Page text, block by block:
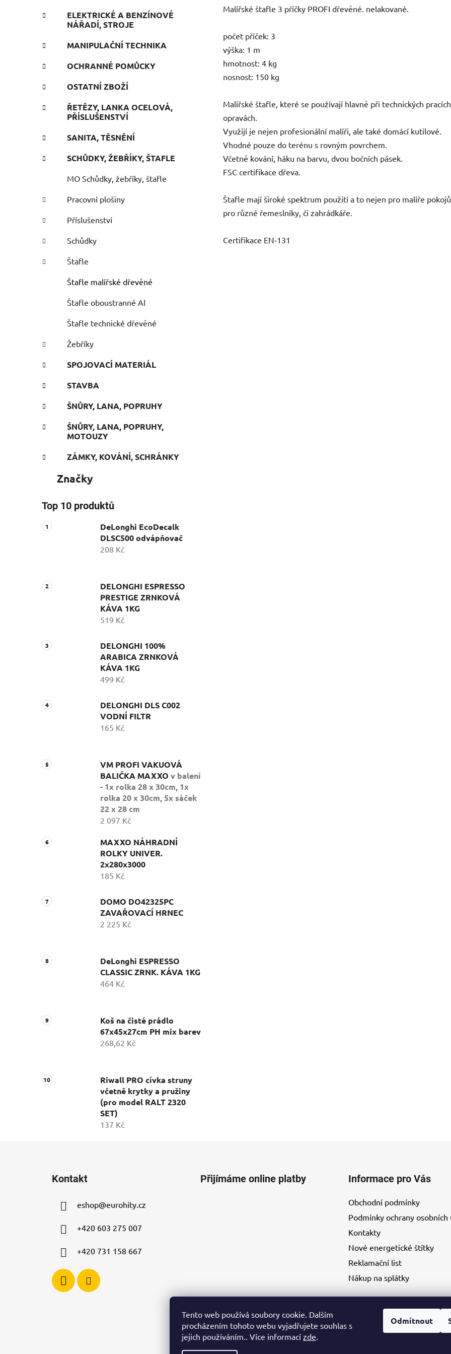
Tento web používá soubory cookie. Dalším
procházením tohoto webu vyjadřujete souhlas s
jejich používáním.. Více informací zde.
Odmítnout
ELEKTRICKÉ A BENZÍNOVÉ
NÁŘADÍ, STROJE
MANIPULAČNÍ TECHNIKA
OCHRANNÉ POMŮCKY
OSTATNÍ ZBOŽÍ
ŘETĚZY, LANKA OCELOVÁ,
PŘÍSLUŠENSTVÍ
SANITA, TĚSNĚNÍ
SCHŮDKY, ŽEBŘÍKY, ŠTAFLE
MO Schůdky, žebříky, štafle
Pracovní plošiny
Příslušenství
Schůdky
Štafle
Štafle malířské dřevěné
Štafle oboustranné Al
Štafle technické dřevěné
Žebříky
SPOJOVACÍ MATERIÁL
STAVBA
ŠNŮRY, LANA, POPRUHY
ŠNŮRY, LANA, POPRUHY,
MOTOUZY
ZÁMKY, KOVÁNÍ, SCHRÁNKY
Značky
Top 10 produktů
DeLonghi EcoDecalk
DLSC500 odvápňovač
208 Kč
DELONGHI ESPRESSO
PRESTIGE ZRNKOVÁ
KÁVA 1KG
519 Kč
DELONGHI 100%
ARABICA ZRNKOVÁ
KÁVA 1KG
499 Kč
DELONGHI DLS C002
VODNÍ FILTR
165 Kč
VM PROFI VAKUOVÁ
BALIČKA MAXXO v balení
- 1x rolka 28 x 30cm, 1x
rolka 20 x 30cm, 5x sáček
22 x 28 cm
2 097 Kč
MAXXO NÁHRADNÍ
ROLKY UNIVER.
2x280x3000
185 Kč
DOMO DO42325PC
ZAVAŘOVACÍ HRNEC
2 225 Kč
DeLonghi ESPRESSO
CLASSIC ZRNK. KÁVA 1KG
464 Kč
Koš na čisté prádlo
67x45x27cm PH mix barev
268,62 Kč
Riwall PRO cívka struny
včetně krytky a pružiny
(pro model RALT 2320
SET)
137 Kč
Malířské štafle 3 příčky PROFI dřevěné. nelakované.
počet příček: 3
výška: 1 m
hmotnost: 4 kg
nosnost: 150 kg
Malířské štafle, které se používají hlavně při technických
opravách.
Využijí je nejen profesionální malíři, ale také domácí kutilové.
Vhodné pouze do terénu s rovným povrchem.
Včetně kování, háku na barvu, dvou bočních pásek.
FSC certifikace dřeva.
Štafle mají široké spektrum použití a to nejen pro malíře
pro různé řemeslníky, či zahrádkáře.
Certifikace EN-131
Kontakt
eshop@eurohity.cz
+420 603 275 007
+420 731 158 667
Přijímáme online platby Informace pro Vás
Obchodní podmínky
Podmínky ochrany osobních
Kontakty
Nové energetické štítky
Reklamační list
Nákup na splátky